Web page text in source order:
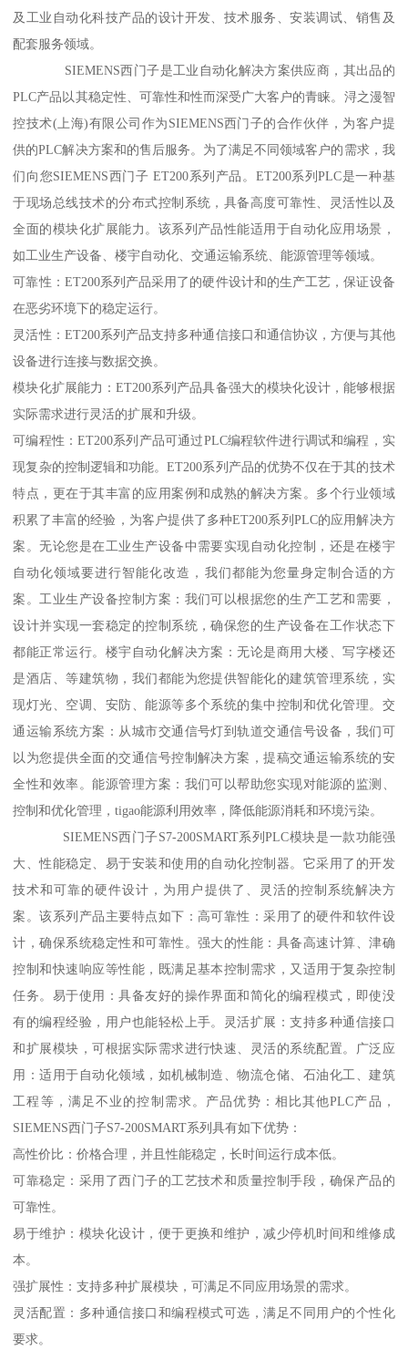
及工业自动化科技产品的设计开发、技术服务、安装调试、销售及
配套服务领域。
SIEMENS西门子是工业自动化解决方案供应商，其出品的
PLC产品以其稳定性、可靠性和性而深受广大客户的青睐。浔之漫智
控技术(上海)有限公司作为SIEMENS西门子的合作伙伴，为客户提
供的PLC解决方案和的售后服务。为了满足不同领域客户的需求，我
们向您SIEMENS西门子 ET200系列产品。ET200系列PLC是一种基
于现场总线技术的分布式控制系统，具备高度可靠性、灵活性以及
全面的模块化扩展能力。该系列产品性能适用于自动化应用场景，
如工业生产设备、楼宇自动化、交通运输系统、能源管理等领域。
可靠性：ET200系列产品采用了的硬件设计和的生产工艺，保证设备
在恶劣环境下的稳定运行。
灵活性：ET200系列产品支持多种通信接口和通信协议，方便与其他
设备进行连接与数据交换。
模块化扩展能力：ET200系列产品具备强大的模块化设计，能够根据
实际需求进行灵活的扩展和升级。
可编程性：ET200系列产品可通过PLC编程软件进行调试和编程，实
现复杂的控制逻辑和功能。ET200系列产品的优势不仅在于其的技术
特点，更在于其丰富的应用案例和成熟的解决方案。多个行业领域
积累了丰富的经验，为客户提供了多种ET200系列PLC的应用解决方
案。无论您是在工业生产设备中需要实现自动化控制，还是在楼宇
自动化领域要进行智能化改造，我们都能为您量身定制合适的方
案。工业生产设备控制方案：我们可以根据您的生产工艺和需要，
设计并实现一套稳定的控制系统，确保您的生产设备在工作状态下
都能正常运行。楼宇自动化解决方案：无论是商用大楼、写字楼还
是酒店、等建筑物，我们都能为您提供智能化的建筑管理系统，实
现灯光、空调、安防、能源等多个系统的集中控制和优化管理。交
通运输系统方案：从城市交通信号灯到轨道交通信号设备，我们可
以为您提供全面的交通信号控制解决方案，提稿交通运输系统的安
全性和效率。能源管理方案：我们可以帮助您实现对能源的监测、
控制和优化管理，tigao能源利用效率，降低能源消耗和环境污染。
SIEMENS西门子S7-200SMART系列PLC模块是一款功能强
大、性能稳定、易于安装和使用的自动化控制器。它采用了的开发
技术和可靠的硬件设计，为用户提供了、灵活的控制系统解决方
案。该系列产品主要特点如下：高可靠性：采用了的硬件和软件设
计，确保系统稳定性和可靠性。强大的性能：具备高速计算、津确
控制和快速响应等性能，既满足基本控制需求，又适用于复杂控制
任务。易于使用：具备友好的操作界面和简化的编程模式，即使没
有的编程经验，用户也能轻松上手。灵活扩展：支持多种通信接口
和扩展模块，可根据实际需求进行快速、灵活的系统配置。广泛应
用：适用于自动化领域，如机械制造、物流仓储、石油化工、建筑
工程等，满足不业的控制需求。产品优势：相比其他PLC产品，
SIEMENS西门子S7-200SMART系列具有如下优势：
高性价比：价格合理，并且性能稳定，长时间运行成本低。
可靠稳定：采用了西门子的工艺技术和质量控制手段，确保产品的
可靠性。
易于维护：模块化设计，便于更换和维护，减少停机时间和维修成
本。
强扩展性：支持多种扩展模块，可满足不同应用场景的需求。
灵活配置：多种通信接口和编程模式可选，满足不同用户的个性化
要求。